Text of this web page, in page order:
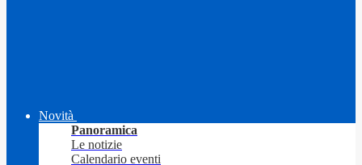
Novità
Panoramica
Le notizie
Calendario eventi